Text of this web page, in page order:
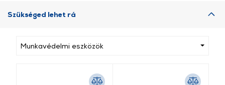
Szükséged lehet rá
Munkavédelmi eszközök